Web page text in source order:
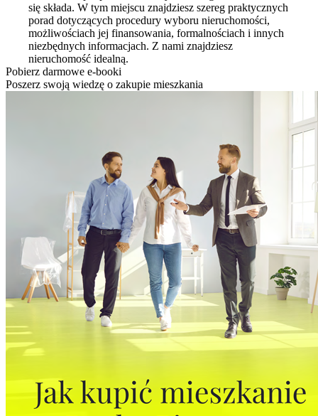
się składa. W tym miejscu znajdziesz szereg praktycznych
porad dotyczących procedury wyboru nieruchomości,
możliwościach jej finansowania, formalnościach i innych
niezbędnych informacjach. Z nami znajdziesz
nieruchomość idealną.
Pobierz darmowe e-booki
Poszerz swoją wiedzę o zakupie mieszkania